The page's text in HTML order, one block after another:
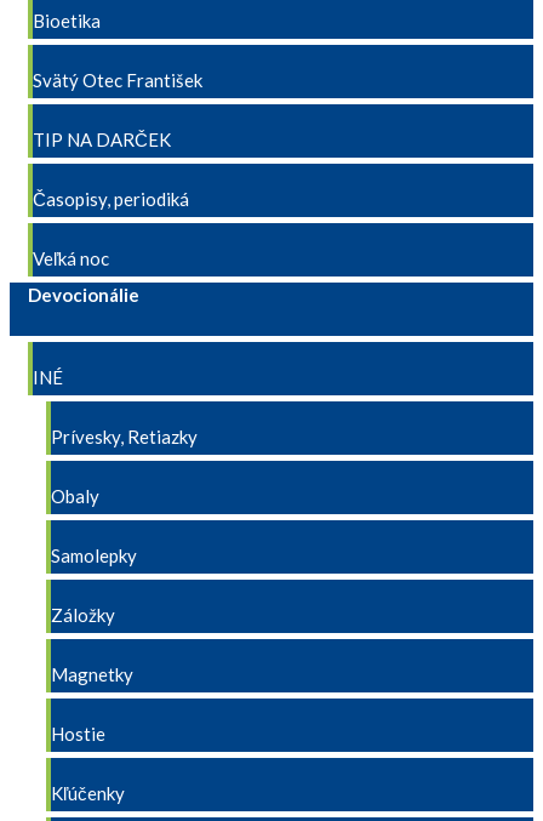
Bioetika
Svätý Otec František
TIP NA DARČEK
Časopisy, periodiká
Veľká noc
Devocionálie
INÉ
Prívesky, Retiazky
Obaly
Samolepky
Záložky
Magnetky
Hostie
Kľúčenky